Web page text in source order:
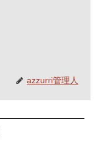
azzurri管理人